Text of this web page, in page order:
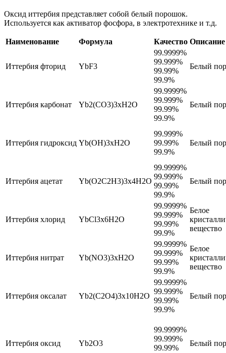
Оксид иттербия представляет собой белый порошок.
Используется как активатор фосфора, в электротехнике и т.д.
Наименование Формула Качество Описание
Иттербия фторид YbF3
99.9999%
99.999%
99.99%
99.9%
Белый
Иттербия карбонат Yb2(CO3)3xH2O
99.9999%
99.999%
99.99%
99.9%
Белый
Иттербия гидроксид Yb(OH)3xH2O
99.999%
99.99%
99.9%
Белый
Иттербия ацетат Yb(O2C2H3)3x4H2O
99.9999%
99.999%
99.99%
99.9%
Белый
Иттербия хлорид YbCl3х6H2O
99.9999%
99.999%
99.99%
99.9%
Белое
вещество
Иттербия нитрат Yb(NO3)3xH2O
99.9999%
99.999%
99.99%
99.9%
Белое
вещество
Иттербия оксалат Yb2(C2O4)3х10H2O
99.9999%
99.999%
99.99%
99.9%
Белый
Иттербия оксид Yb2O3
99.9999%
99.999%
99.99%
Белый